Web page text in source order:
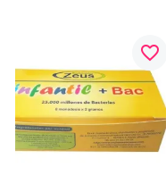
favorite_border